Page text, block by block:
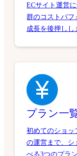
ECサイト運営
群のコストパフ
成長を後押しし
プラン一
初めてのショッ
の運営まで、シ
べる3つのプラン